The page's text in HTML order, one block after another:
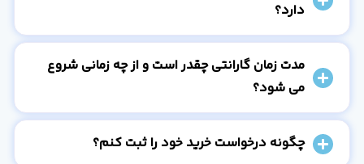
دارد؟
مدت زمان گارانتی چقدر است و از چه زمانی شروع
می شود؟
چگونه درخواست خرید خود را ثبت کنم؟